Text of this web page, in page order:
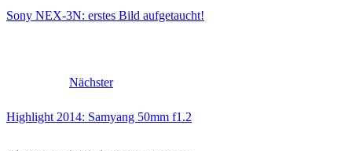
Sony NEX-3N: erstes Bild aufgetaucht!
Nächster
Highlight 2014: Samyang 50mm f1.2